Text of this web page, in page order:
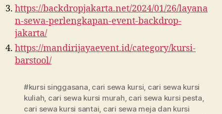
https://backdropjakarta.net/2024/01/26/layana
n-sewa-perlengkapan-event-backdrop-
jakarta/
https://mandirijayaevent.id/category/kursi-
barstool/
#kursi singgasana cari sewa kursi cari sewa kursi
kuliah cari sewa kursi murah cari sewa kursi pesta
cari sewa kursi santai cari sewa meja dan kursi